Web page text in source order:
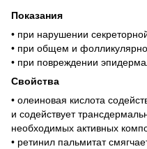
Показания
• при нарушении
• при общем и
• при повреждении
Свойства
• олеиновая кислота
и содействует
необходимых активных
• ретинил пальмитат